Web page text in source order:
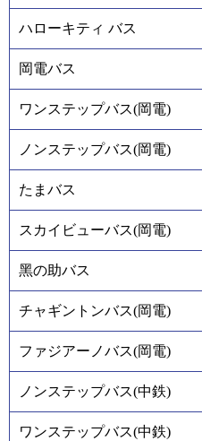
ハローキティ バス
岡電バス
ワンステップバス(岡電)
ノンステップバス(岡電)
たまバス
スカイビューバス(岡電)
黑の助バス
チャギントンバス(岡電)
ファジアーノバス(岡電)
ノンステップバス(中鉄)
ワンステップバス(中鉄)